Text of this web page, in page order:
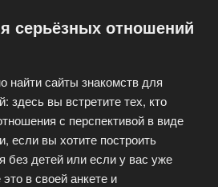
серьёзных отношений
найти сайты знакомств для
здесь вы встретите тех, кто
с перспективой в виде
если вы хотите построить
без детей или если у вас уже
в своей анкете и